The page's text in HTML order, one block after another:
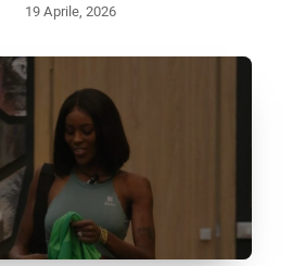
19 Aprile, 2026